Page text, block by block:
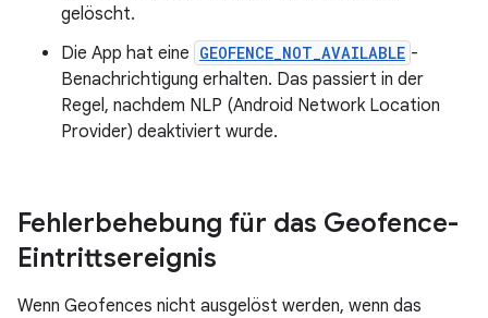
gelöscht.
Die App hat eine GEOFENCE_NOT_AVAILABLE -
Benachrichtigung erhalten. Das passiert in der
Regel, nachdem NLP (Android Network Location
Provider) deaktiviert wurde.
Fehlerbehebung für das Geofence-
Eintrittsereignis
Wenn Geofences nicht ausgelöst werden, wenn das